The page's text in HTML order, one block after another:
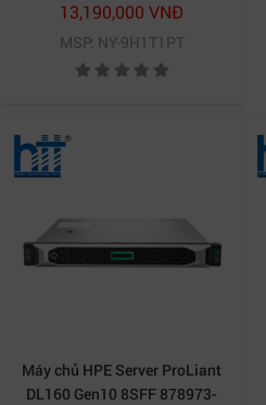
512GB SSD/ Intel UHD
Graphics 770/ Windows 11
Home)
13,190,000 VNĐ
MSP: NY-9H1T1PT
Máy chủ HPE Server ProLiant
DL160 Gen10 8SFF 878973-